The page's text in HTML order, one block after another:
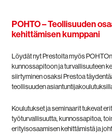
POHTO – Teollisuuden
kehittämisen kumppani
Löydät nyt Prestolta myös
kunnossapitoon ja turvallisuuteen
siirtyminen osaksi Prestoa
teollisuuden
Koulutukset ja seminaarit tukevat
työturvallisuutta, kunnossapitoa,
erityisosaamisen kehittämistä ja